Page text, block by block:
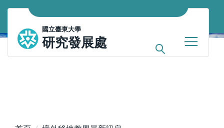
跳
主
內
國立臺東大學
研究發展處